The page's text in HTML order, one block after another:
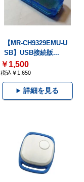
【MR-CH9329EMU-U
SB】USB接続版...
￥1,500
税込￥1,650
詳細を見る